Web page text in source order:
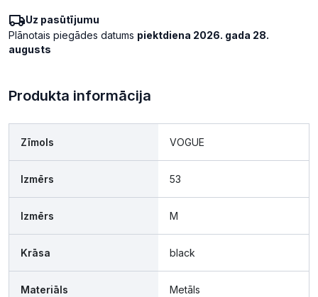
Uz pasūtījumu
Plānotais piegādes datums piektdiena 2026. gada 28.
augusts
Produkta informācija
Zīmols VOGUE
Izmērs 53
Izmērs M
Krāsa black
Materiāls Metāls